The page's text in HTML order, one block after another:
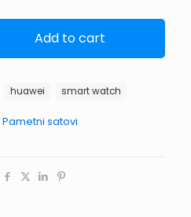
Add to cart
Pametni satovi
huawei smart watch